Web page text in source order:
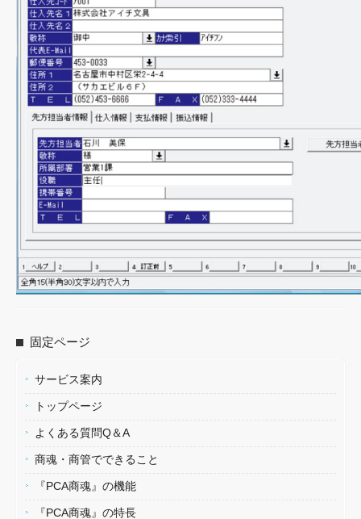
固定ページ
サービス案内
トップページ
よくある質問Q＆A
商魂・商管でできること
『PCA商魂』の機能
『PCA商魂』の特長